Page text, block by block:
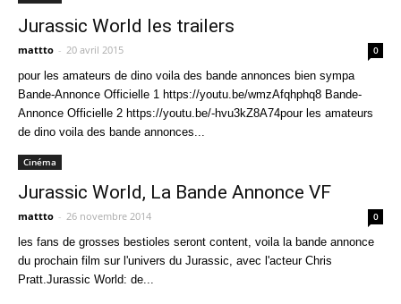
Jurassic World les trailers
mattto - 20 avril 2015 0
pour les amateurs de dino voila des bande annonces bien sympa
Bande-Annonce Officielle 1 https://youtu.be/wmzAfqhphq8 Bande-
Annonce Officielle 2 https://youtu.be/-hvu3kZ8A74pour les amateurs
de dino voila des bande annonces...
Cinéma
Jurassic World, La Bande Annonce VF
mattto - 26 novembre 2014 0
les fans de grosses bestioles seront content, voila la bande annonce
du prochain film sur l'univers du Jurassic, avec l'acteur Chris
Pratt.Jurassic World: de...